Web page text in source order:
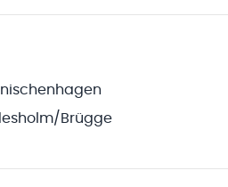
Brügge